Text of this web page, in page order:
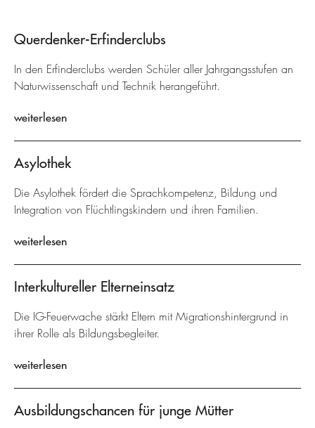
Querdenker-Erfinderclubs
In den Erfinderclubs werden Schüler aller Jahrgangsstufen an
Naturwissenschaft und Technik herangeführt.
weiterlesen
Asylothek
Die Asylothek fördert die Sprachkompetenz, Bildung und
Integration von Flüchtlingskindern und ihren Familien.
weiterlesen
Interkultureller Elterneinsatz
Die IG-Feuerwache stärkt Eltern mit Migrationshintergrund in
ihrer Rolle als Bildungsbegleiter.
weiterlesen
Ausbildungschancen für junge Mütter